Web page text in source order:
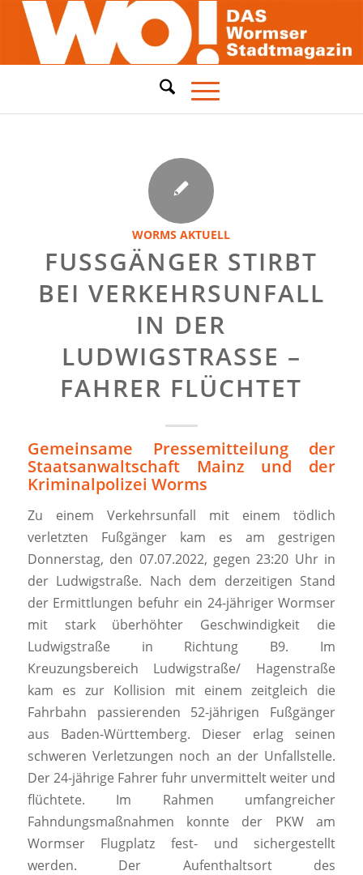
WORMS AKTUELL
FUSSGÄNGER STIRBT B
EI VERKEHRSUNFALL I
N DER L
UDWIGSTRASSE – FA
HRER FLÜCHTET
Gemeinsame Pressemitteilung der
Staatsanwaltschaft Mainz und der
Kriminalpolizei Worms
Zu einem Verkehrsunfall mit einem tödlich
verletzten Fußgänger kam es am gestrigen
Donnerstag, den 07.07.2022, gegen 23:20 Uhr in
der Ludwigstraße. Nach dem derzeitigen Stand
der Ermittlungen befuhr ein 24-jähriger Wormser
mit stark überhöhter Geschwindigkeit die
Ludwigstraße in Richtung B9. Im
Kreuzungsbereich Ludwigstraße/ Hagenstraße
kam es zur Kollision mit einem zeitgleich die
Fahrbahn passierenden 52-jährigen Fußgänger
aus Baden-Württemberg. Dieser erlag seinen
schweren Verletzungen noch an der Unfallstelle.
Der 24-jährige Fahrer fuhr unvermittelt weiter und
flüchtete. Im Rahmen umfangreicher
Fahndungsmaßnahmen konnte der PKW am
Wormser Flugplatz fest- und sichergestellt
werden. Der Aufenthaltsort des